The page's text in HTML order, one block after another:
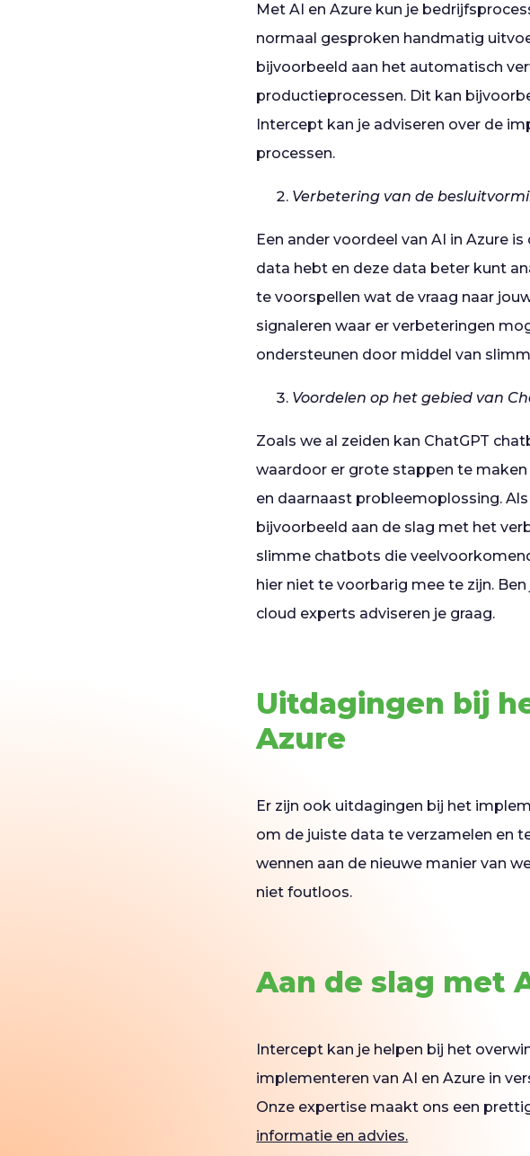
Met AI en Azure kun je
normaal gesproken handmatig
bijvoorbeeld aan het automatisch
productieprocessen. Dit kan
Intercept kan je adviseren over de
processen.
Verbetering van de
Een ander voordeel van AI in Azure
data hebt en deze data beter kunt
te voorspellen wat de vraag naar
signaleren waar er verbeteringen
ondersteunen door middel van
Voordelen op het gebied van
Zoals we al zeiden kan ChatGPT
waardoor er grote stappen te
en daarnaast probleemoplossing.
bijvoorbeeld aan de slag met het
slimme chatbots die
hier niet te voorbarig mee te zijn.
cloud experts adviseren je graag.
Uitdagingen bij
Azure
Er zijn ook uitdagingen bij het
om de juiste data te verzamelen en
wennen aan de nieuwe manier van
niet foutloos.
Aan de slag met
Intercept kan je helpen bij het
implementeren van AI en Azure in
Onze expertise maakt ons een
informatie en advies.